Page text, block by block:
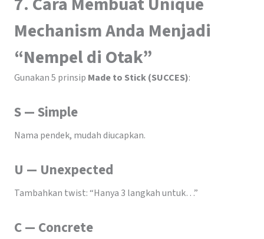
Mechanism Anda Menjadi
“Nempel di Otak”
Gunakan 5 prinsip Made to Stick (SUCCES):
S — Simple
Nama pendek, mudah diucapkan.
U — Unexpected
Tambahkan twist: “Hanya 3 langkah untuk…”
C — Concrete